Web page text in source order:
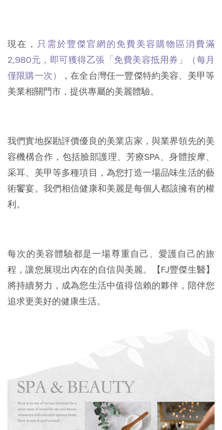
現在，
只需於豐傑官網的免費美容購物區消費滿
2,980元，即可獲得乙張「免費美容抵用券」（每月
僅限購一次）
，在全台灣任一豐傑特約美容、美甲等
美業相關門市，提供專屬的美麗體驗。
我們實地探勘評價優良的美業店家，與業界領先的美
容機構合作，包括臉部護理、芳療SPA、身體按摩、
采耳、美甲等多種項目，為您打造一場品味生活的藝
術饗宴。我們相信健康和美麗是每個人都該擁有的權
利。
每次的美容體驗都是一場尊重自己、愛護自己的旅
程，讓您展現出內在的自信與美麗。【FJ豐傑生醫】
將持續努力，成為您生活中值得信賴的夥伴，陪伴您
追求更美好的健康生活。